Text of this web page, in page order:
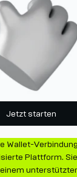
Jetzt starten
Wallet-
Plattform.